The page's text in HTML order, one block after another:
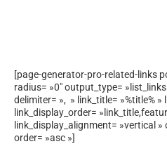
[page-generator-pro-related-links
radius= »0″ output_type=
delimiter= », » link_title= »%title% »
link_display_order=
link_display_alignment= »vertical »
order= »asc »]